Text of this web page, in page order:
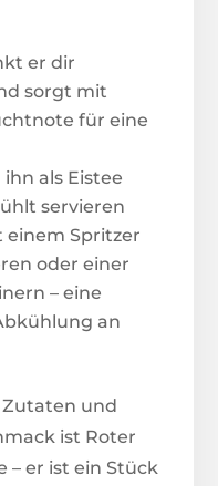
er dir
sorgt mit
für eine
als Eistee
servieren
einem Spritzer
oder einer
– eine
an
und
ist Roter
– er ist ein Stück